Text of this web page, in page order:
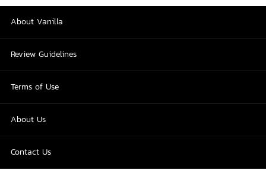
About Vanilla
Review Guidelines
Terms of Use
About Us
Contact Us